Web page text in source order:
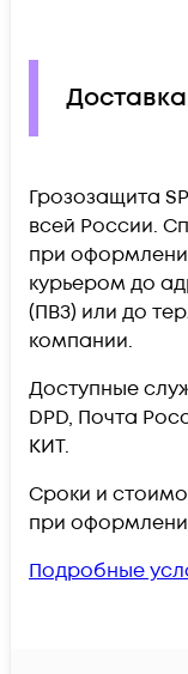
Доставка
Грозозащита
всей России.
при
курьером до
(ПВЗ) или до
компании.
Доступные
DPD, Почта
КИТ.
Сроки и
при
Подробные